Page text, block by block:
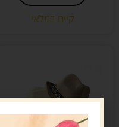
קיים במלאי